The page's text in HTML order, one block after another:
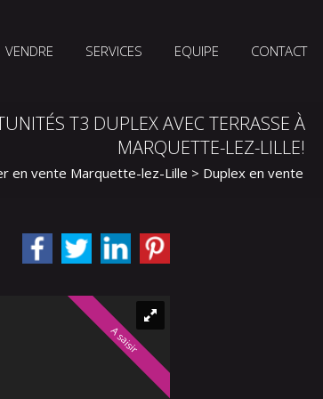
VENDRE SERVICES EQUIPE CONTACT
T3 DUPLEX AVEC TERRASSE À
MARQUETTE-LEZ-LILLE!
en vente Marquette-lez-Lille > Duplex en vente
A saisir